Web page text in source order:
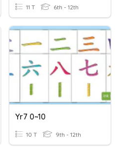
11 T 6th - 12th
Yr7 0~10
10 T 9th - 12th